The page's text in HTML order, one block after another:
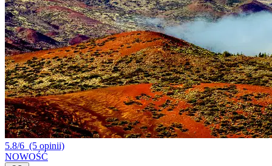
5.8/6 (5 opinii)
NOWOŚĆ